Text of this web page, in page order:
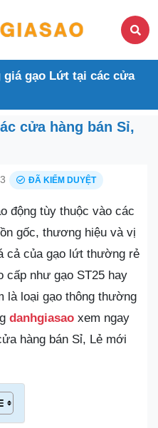
giá gạo Lứt tại các cửa
cửa hàng bán Sỉ,
ĐÃ KIỂM DUYỆT
động tùy thuộc vào các
gốc, thương hiệu và vị
cả của gạo lứt thường rẻ
cấp như gạo ST25 hay
là loại gạo thông thường
danhgiasao xem ngay
hàng bán Sỉ, Lẻ mới